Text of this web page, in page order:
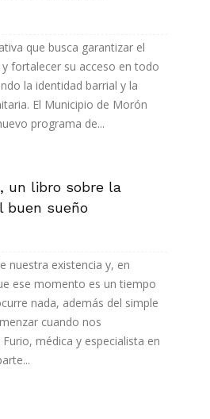
que busca garantizar el
fortalecer su acceso en todo
la identidad barrial y la
El Municipio de Morón
programa de...
un libro sobre la
buen sueño
nuestra existencia y, en
ese momento es un tiempo
nada, además del simple
cuando nos
médica y especialista en